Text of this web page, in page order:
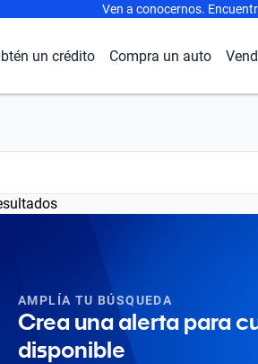
Ven a conocernos.
un crédito Compra un auto
AMPLÍA TU BÚSQUEDA
Crea una alerta para
disponible